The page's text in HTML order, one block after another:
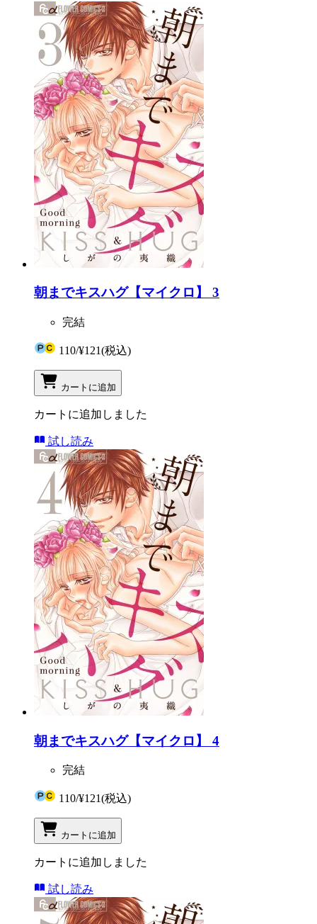
朝までキスハグ【マイクロ】 3
完結
110/¥121(税込)
カートに追加
カートに追加しました
試し読み
朝までキスハグ【マイクロ】 4
完結
110/¥121(税込)
カートに追加
カートに追加しました
試し読み